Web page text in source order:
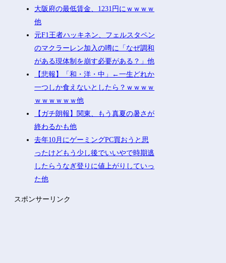
大阪府の最低賃金、1231円にｗｗｗｗ
他
元F1王者ハッキネン、フェルスタペン
のマクラーレン加入の噂に「なぜ調和
がある現体制を崩す必要がある？」他
【悲報】「和・洋・中」←一生どれか
一つしか食えないとしたら？ｗｗｗｗ
ｗｗｗｗｗｗ他
【ガチ朗報】関東、もう真夏の暑さが
終わるかも他
去年10月にゲーミングPC買おうと思
ったけどもう少し後でいいやで時期逃
したらうなぎ登りに値上がりしていっ
た他
スポンサーリンク